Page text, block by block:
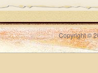
Copyright ©